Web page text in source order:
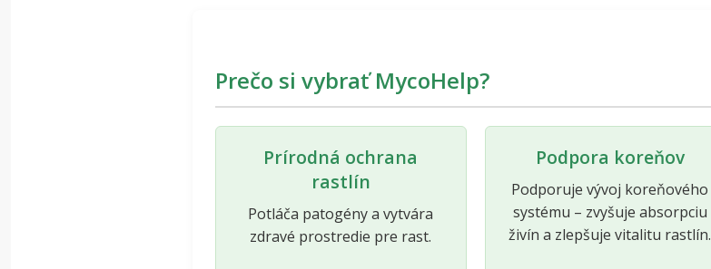
Prečo si vybrať MycoHelp?
Prírodná ochrana
rastlín
Potláča patogény a vytvára
zdravé prostredie pre rast.
Podpora koreňov
Podporuje vývoj koreňového
systému – zvyšuje absorpciu
živín a zlepšuje vitalitu rastlín.